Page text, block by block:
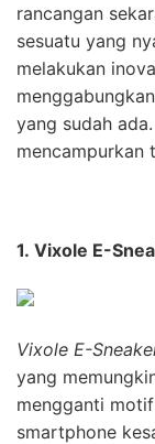
rancangan
sesuatu yang
melakukan
yang sudah
mencampurkan
1. Vixole E-
Vixole E-
yang
mengganti
smartphone